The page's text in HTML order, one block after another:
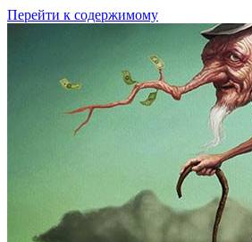
Перейти к содержимому